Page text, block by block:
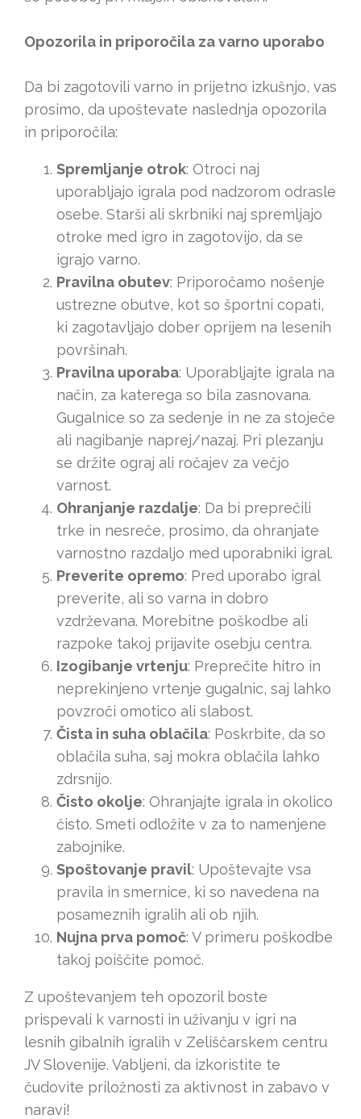
Opozorila in priporočila za varno uporabo
Da bi zagotovili varno in prijetno izkušnjo, vas
prosimo, da upoštevate naslednja opozorila
in priporočila:
Spremljanje otrok: Otroci naj
uporabljajo igrala pod nadzorom odrasle
osebe. Starši ali skrbniki naj spremljajo
otroke med igro in zagotovijo, da se
igrajo varno.
Pravilna obutev: Priporočamo nošenje
ustrezne obutve, kot so športni copati,
ki zagotavljajo dober oprijem na lesenih
površinah.
Pravilna uporaba: Uporabljajte igrala na
način, za katerega so bila zasnovana.
Gugalnice so za sedenje in ne za stoječe
ali nagibanje naprej/nazaj. Pri plezanju
se držite ograj ali ročajev za večjo
varnost.
Ohranjanje razdalje: Da bi preprečili
trke in nesreče, prosimo, da ohranjate
varnostno razdaljo med uporabniki igral.
Preverite opremo: Pred uporabo igral
preverite, ali so varna in dobro
vzdrževana. Morebitne poškodbe ali
razpoke takoj prijavite osebju centra.
Izogibanje vrtenju: Preprečite hitro in
neprekinjeno vrtenje gugalnic, saj lahko
povzroči omotico ali slabost.
Čista in suha oblačila: Poskrbite, da so
oblačila suha, saj mokra oblačila lahko
zdrsnijo.
Čisto okolje: Ohranjajte igrala in okolico
čisto. Smeti odložite v za to namenjene
zabojnike.
Spoštovanje pravil: Upoštevajte vsa
pravila in smernice, ki so navedena na
posameznih igralih ali ob njih.
Nujna prva pomoč: V primeru poškodbe
takoj poiščite pomoč.
Z upoštevanjem teh opozoril boste
prispevali k varnosti in uživanju v igri na
lesnih gibalnih igralih v Zeliščarskem centru
JV Slovenije. Vabljeni, da izkoristite te
čudovite priložnosti za aktivnost in zabavo v
naravi!